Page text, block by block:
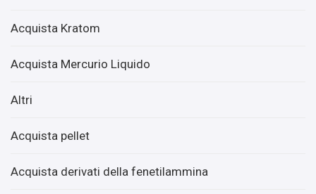
Acquista Kratom
Acquista Mercurio Liquido
Altri
Acquista pellet
Acquista derivati ​​della fenetilammina